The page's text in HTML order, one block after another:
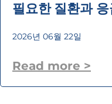
필요한 질환과
2026년 06월 22일
Read more >